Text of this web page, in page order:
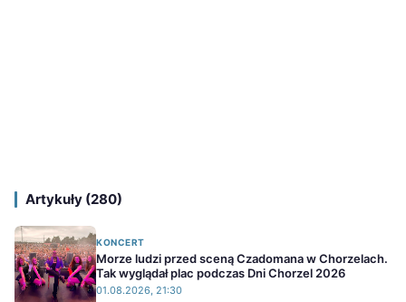
Artykuły (280)
KONCERT
Morze ludzi przed sceną Czadomana w Chorzelach.
Tak wyglądał plac podczas Dni Chorzel 2026
01.08.2026, 21:30